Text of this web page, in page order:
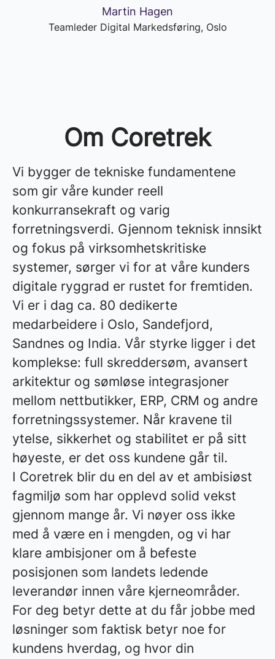
Martin Hagen
Teamleder Digital Markedsføring, Oslo
Om Coretrek
Vi bygger de tekniske fundamentene
som gir våre kunder reell
konkurransekraft og varig
forretningsverdi. Gjennom teknisk innsikt
og fokus på virksomhetskritiske
systemer, sørger vi for at våre kunders
digitale ryggrad er rustet for fremtiden.
Vi er i dag ca. 80 dedikerte
medarbeidere i Oslo, Sandefjord,
Sandnes og India. Vår styrke ligger i det
komplekse: full skreddersøm, avansert
arkitektur og sømløse integrasjoner
mellom nettbutikker, ERP, CRM og andre
forretningssystemer. Når kravene til
ytelse, sikkerhet og stabilitet er på sitt
høyeste, er det oss kundene går til.
I Coretrek blir du en del av et ambisiøst
fagmiljø som har opplevd solid vekst
gjennom mange år. Vi nøyer oss ikke
med å være en i mengden, og vi har
klare ambisjoner om å befeste
posisjonen som landets ledende
leverandør innen våre kjerneområder.
For deg betyr dette at du får jobbe med
løsninger som faktisk betyr noe for
kundens hverdag, og hvor din